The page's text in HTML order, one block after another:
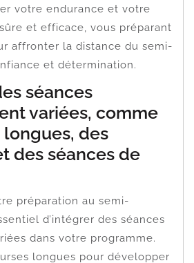
votre endurance et votre
et efficace, vous préparant
affronter la distance du semi-
et détermination.
séances
variées, comme
des
des séances de
préparation au semi-
d’intégrer des séances
dans votre programme.
longues pour développer